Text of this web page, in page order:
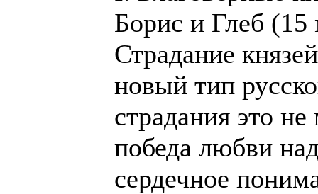
Борис и Глеб (15
Страдание
новый тип
страдания это
победа любви
сердечное